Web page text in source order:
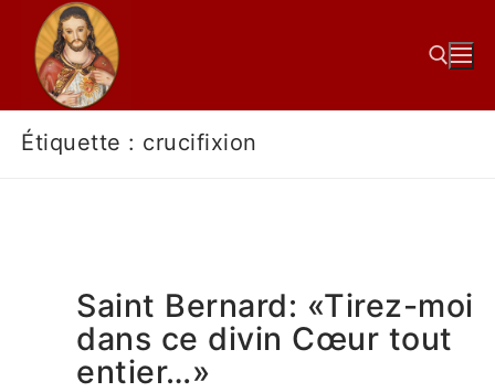
Étiquette : crucifixion
Saint Bernard: «Tirez-moi
dans ce divin Cœur tout
entier…»